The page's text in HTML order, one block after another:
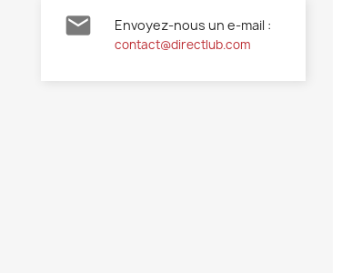
 Envoyez-nous un e-mail :
contact@directlub.com